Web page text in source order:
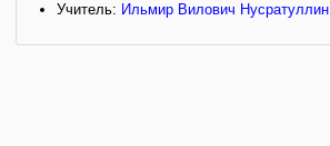
Учитель: Ильмир Вилович Нусратуллин